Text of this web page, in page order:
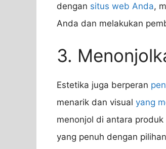
dengan situs web Anda,
Anda dan melakukan
3.
Estetika juga berperan
menarik dan visual yang
menonjol di antara
yang penuh dengan